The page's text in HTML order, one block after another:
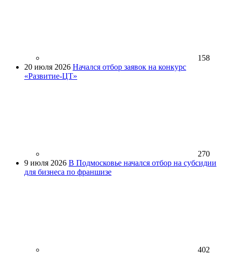
158
20 июля 2026 Начался отбор заявок на конкурс
«Развитие-ЦТ»
270
9 июля 2026 В Подмосковье начался отбор на субсидии
для бизнеса по франшизе
402